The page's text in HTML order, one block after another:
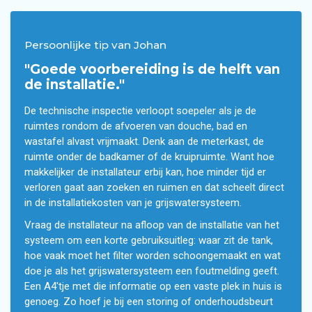
Persoonlijke tip van Johan
"Goede voorbereiding is de helft van
de installatie."
De technische inspectie verloopt soepeler als je de
ruimtes rondom de afvoeren van douche, bad en
wastafel alvast vrijmaakt. Denk aan de meterkast, de
ruimte onder de badkamer of de kruipruimte. Want hoe
makkelijker de installateur erbij kan, hoe minder tijd er
verloren gaat aan zoeken en ruimen en dat scheelt direct
in de installatiekosten van je grijswatersysteem.
Vraag de installateur na afloop van de installatie van het
systeem om een korte gebruiksuitleg: waar zit de tank,
hoe vaak moet het filter worden schoongemaakt en wat
doe je als het grijswatersysteem een foutmelding geeft.
Een A4'tje met die informatie op een vaste plek in huis is
genoeg. Zo hoef je bij een storing of onderhoudsbeurt